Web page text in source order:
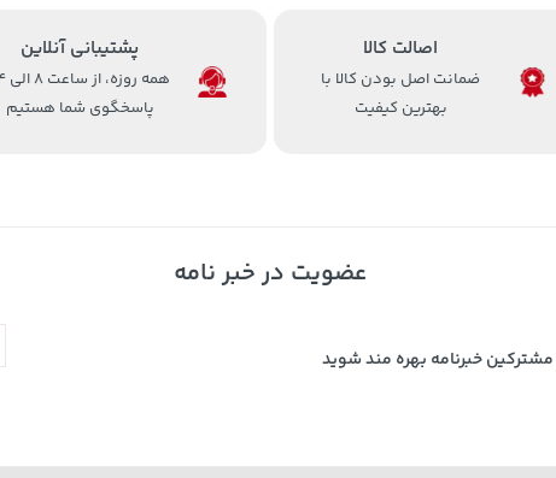
اصالت کالا
ضمانت اصل بودن کالا با
بهترین کیفیت
پشتیبانی آنلاین
همه
پاسخگوی شما هستیم
عضویت در خبر نامه
خبرنامه بهره مند شوید